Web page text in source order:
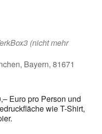
(nicht mehr
Bayern, 81671
Euro pro Person und
wie T-Shirt,